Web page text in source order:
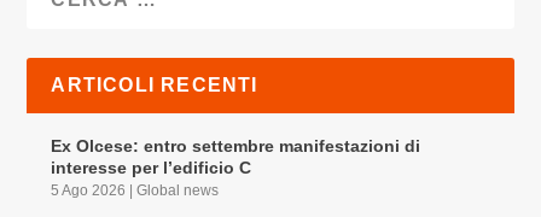
ARTICOLI RECENTI
Ex Olcese: entro settembre manifestazioni di
interesse per l’edificio C
5 Ago 2026 |Global news